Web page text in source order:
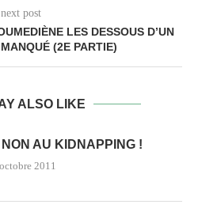
next post
LES DESSOUS D’UN
(2E PARTIE)
ALSO LIKE
AU KIDNAPPING !
2011